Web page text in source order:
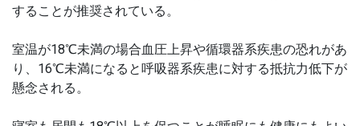
することが推奨されている。
室温が18℃未満の場合血圧上昇や循環器系疾患の恐れがあ
り、16℃未満になると呼吸器系疾患に対する抵抗力低下が
懸念される。